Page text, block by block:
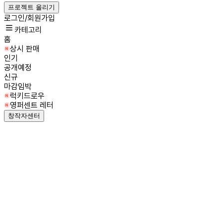
프로젝트 올리기
로그인/회원가입
카테고리
홈
상시 판매
인기
공개예정
신규
마감임박
럭키드로우
영퍼센트 레터
창작자센터